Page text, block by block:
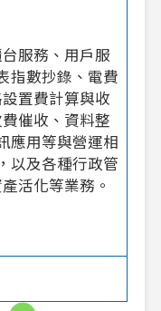
服務、用戶服
指數抄錄、電費
置費計算與收
催收、資料整
應用等與營運相
以及各種行政管
活化等業務。